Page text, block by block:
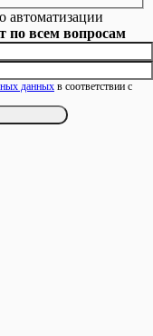
по всем вопросам
данных в соответствии с